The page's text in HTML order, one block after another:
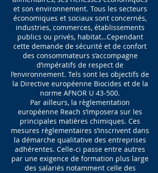
et son environnement. Tous les secteurs
économiques et sociaux sont concernés,
industries, commerces, établissements
publics ou privés, habitat…Cependant
cette demande de sécurité et de confort
des consommateurs s’accompagne
d’impératifs de respect de
l’environnement. Tels sont les objectifs de
la Directive européenne Biocides et de la
norme AFNOR U 43-500.
Par ailleurs, la règlementation
européenne Reach s’imposera sur les
principales matières chimiques. Ces
mesures règlementaires s’inscrivent dans
la démarche qualitative des entreprises
adhérentes. Celle-ci passe entre autres
par une exigence de formation plus large
des salariés notamment celle des